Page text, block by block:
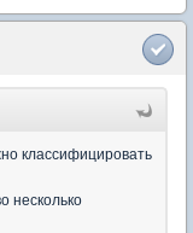
классифицировать
несколько